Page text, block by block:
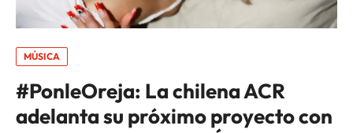
MÚSICA
#PonleOreja: La chilena ACR
adelanta su próximo proyecto con